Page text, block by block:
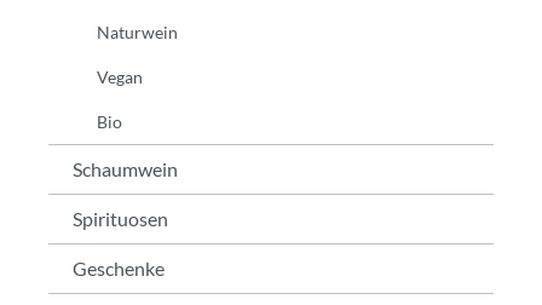
Naturwein
Vegan
Bio
Schaumwein
Spirituosen
Geschenke